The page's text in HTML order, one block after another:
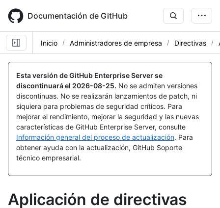
main
content
Documentación de GitHub
Inicio Administradores de empresa Directivas
Esta versión de GitHub Enterprise Server se
discontinuará el 2026-08-25. No se admiten versiones
discontinuas. No se realizarán lanzamientos de patch, ni
siquiera para problemas de seguridad críticos. Para
mejorar el rendimiento, mejorar la seguridad y las nuevas
características de GitHub Enterprise Server, consulte
Información general del proceso de actualización. Para
obtener ayuda con la actualización, GitHub Soporte
técnico empresarial.
Aplicación de directivas